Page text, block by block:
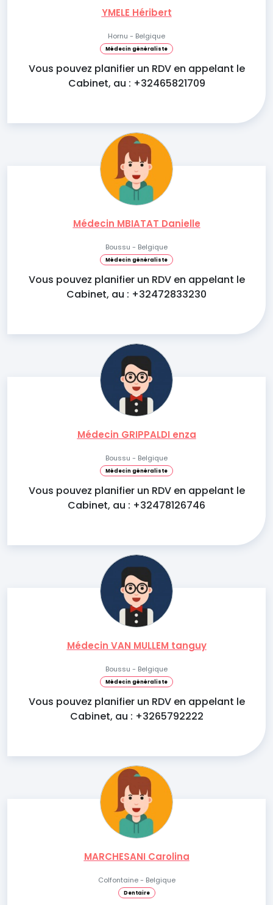
YMELE Héribert
Hornu - Belgique
Médecin généraliste
Vous pouvez planifier un RDV en appelant le
Cabinet, au : +32465821709
Médecin MBIATAT Danielle
Boussu - Belgique
Médecin généraliste
Vous pouvez planifier un RDV en appelant le
Cabinet, au : +32472833230
Médecin GRIPPALDI enza
Boussu - Belgique
Médecin généraliste
Vous pouvez planifier un RDV en appelant le
Cabinet, au : +32478126746
Médecin VAN MULLEM tanguy
Boussu - Belgique
Médecin généraliste
Vous pouvez planifier un RDV en appelant le
Cabinet, au : +3265792222
MARCHESANI Carolina
Colfontaine - Belgique
Dentaire